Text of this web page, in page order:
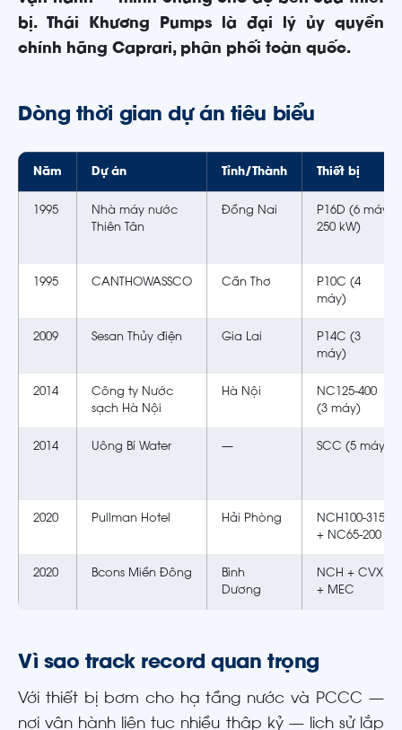
bị. Thái Khương Pumps là đại lý ủy quyền
chính hãng Caprari, phân phối toàn quốc.
Dòng thời gian dự án tiêu biểu
Năm Dự án Tỉnh/Thành Thiết bị
1995
Nhà máy nước
Thiên Tân
Đồng Nai
P16D (6 máy
250 kW)
1995 CANTHOWASSCO Cần Thơ
P10C (4
máy)
2009 Sesan Thủy điện Gia Lai
P14C (3
máy)
2014
Công ty Nước
sạch Hà Nội
Hà Nội
NC125-400
(3 máy)
2014 Uông Bí Water — SCC (5 máy)
2020 Pullman Hotel Hải Phòng
NCH100-315
+ NC65-200
2020 Bcons Miền Đông
Bình
Dương
NCH + CVX
+ MEC
Vì sao track record quan trọng
Với thiết bị bơm cho hạ tầng nước và PCCC —
nơi vận hành liên tục nhiều thập kỷ — lịch sử lắp